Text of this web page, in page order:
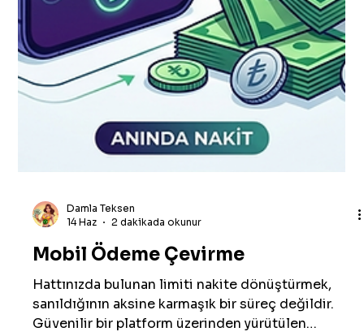
Güvenli Dijital Bozum
Dijital dünyada finansal teknolojilerin
gelişmesiyle birlikte, kullanıcıların sahip olduğu
dijital bakiyeleri ve mobil kredileri esnek bir
şekilde değerlendirme ihtiyacı her geçen gün
artıyor. Bu süreçte en çok merak edilen ve
araştırılan konuların başında ise güvenli dijital
nakite dönüştürmek istediklerinde, mağduriyet
yaşamamak adına haklı olarak en korunaklı ve
şeffaf y